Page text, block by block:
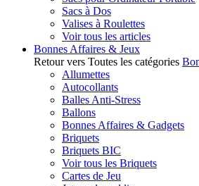
Sacs à Dos
Valises à Roulettes
Voir tous les articles
Bonnes Affaires & Jeux
Retour vers Toutes les catégories
Allumettes
Autocollants
Balles Anti-Stress
Ballons
Bonnes Affaires & Gadgets
Briquets
Briquets BIC
Voir tous les Briquets
Cartes de Jeu